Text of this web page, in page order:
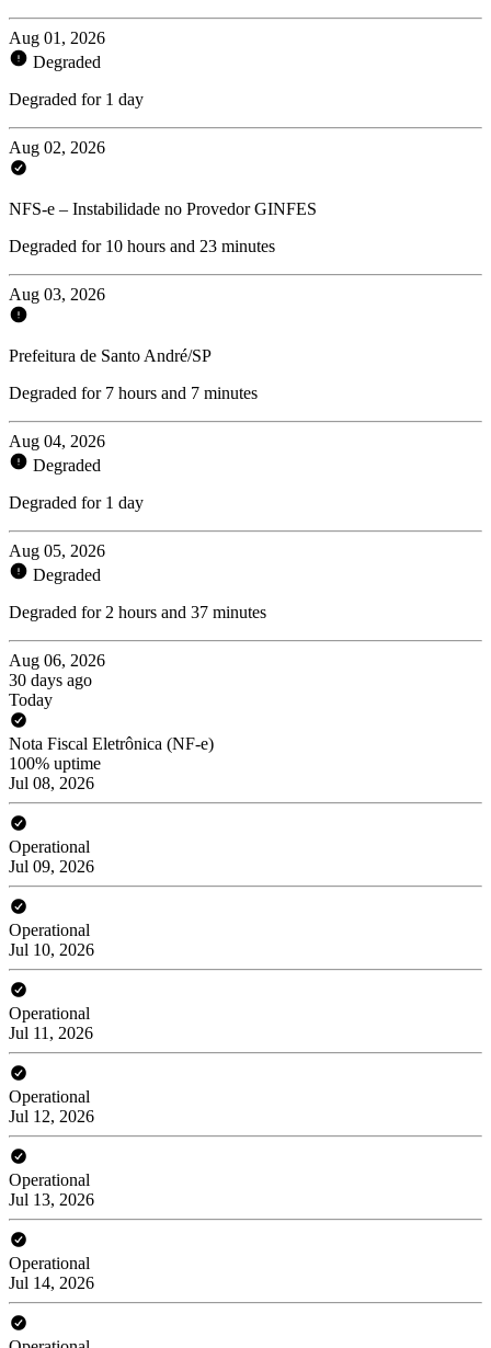
Aug 01, 2026
Degraded
Degraded for 1 day
Aug 02, 2026
NFS-e – Instabilidade no Provedor GINFES
Degraded for 10 hours and 23 minutes
Aug 03, 2026
Prefeitura de Santo André/SP
Degraded for 7 hours and 7 minutes
Aug 04, 2026
Degraded
Degraded for 1 day
Aug 05, 2026
Degraded
Degraded for 2 hours and 37 minutes
Aug 06, 2026
30 days ago
Today
Nota Fiscal Eletrônica (NF-e)
100% uptime
Jul 08, 2026
Operational
Jul 09, 2026
Operational
Jul 10, 2026
Operational
Jul 11, 2026
Operational
Jul 12, 2026
Operational
Jul 13, 2026
Operational
Jul 14, 2026